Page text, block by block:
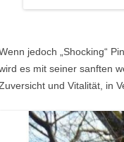
jedoch „Shocking“
es mit seiner sanften
und Vitalität, in